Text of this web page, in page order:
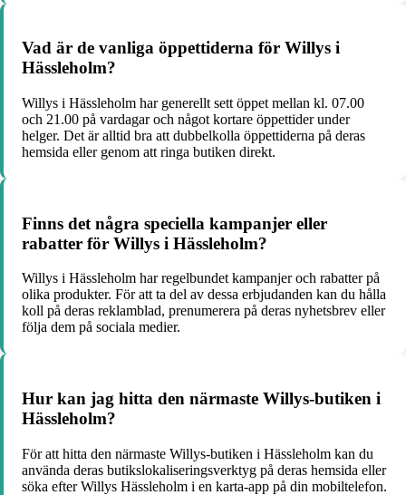
Vad är de vanliga öppettiderna för Willys i
Hässleholm?
Willys i Hässleholm har generellt sett öppet mellan kl. 07.00
och 21.00 på vardagar och något kortare öppettider under
helger. Det är alltid bra att dubbelkolla öppettiderna på deras
hemsida eller genom att ringa butiken direkt.
Finns det några speciella kampanjer eller
rabatter för Willys i Hässleholm?
Willys i Hässleholm har regelbundet kampanjer och rabatter på
olika produkter. För att ta del av dessa erbjudanden kan du hålla
koll på deras reklamblad, prenumerera på deras nyhetsbrev eller
följa dem på sociala medier.
Hur kan jag hitta den närmaste Willys-butiken i
Hässleholm?
För att hitta den närmaste Willys-butiken i Hässleholm kan du
använda deras butikslokaliseringsverktyg på deras hemsida eller
söka efter Willys Hässleholm i en karta-app på din mobiltelefon.